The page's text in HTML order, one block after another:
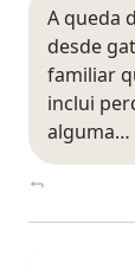
A queda
desde
familiar
inclui
alguma…